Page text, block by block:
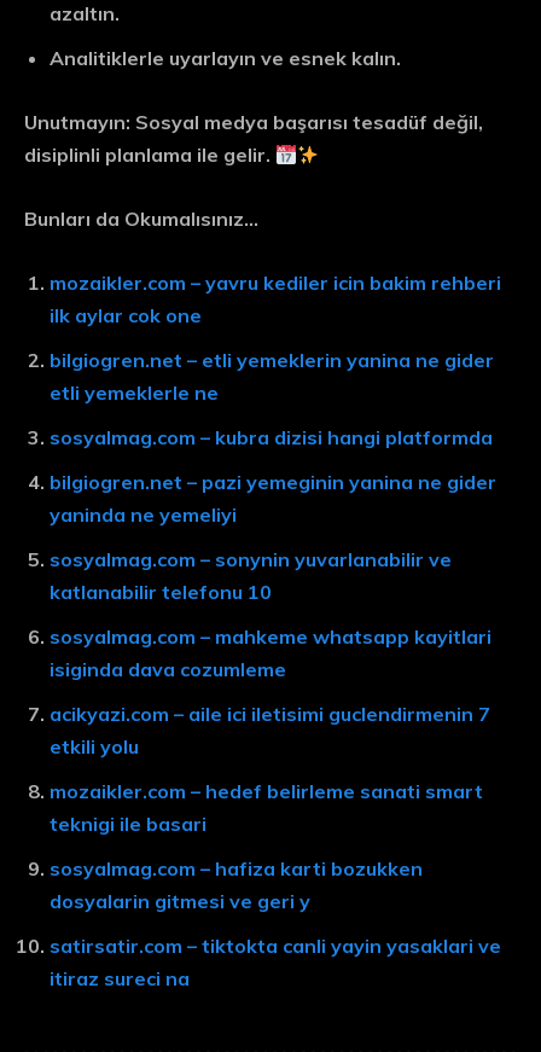
azaltın.
Analitiklerle uyarlayın ve esnek kalın.
Unutmayın: Sosyal medya başarısı tesadüf değil,
disiplinli planlama ile gelir.
Bunları da Okumalısınız…
mozaikler.com – yavru kediler icin bakim rehberi
ilk aylar cok one
bilgiogren.net – etli yemeklerin yanina ne gider
etli yemeklerle ne
sosyalmag.com – kubra dizisi hangi platformda
bilgiogren.net – pazi yemeginin yanina ne gider
yaninda ne yemeliyi
sosyalmag.com – sonynin yuvarlanabilir ve
katlanabilir telefonu 10
sosyalmag.com – mahkeme whatsapp kayitlari
isiginda dava cozumleme
acikyazi.com – aile ici iletisimi guclendirmenin 7
etkili yolu
mozaikler.com – hedef belirleme sanati smart
teknigi ile basari
sosyalmag.com – hafiza karti bozukken
dosyalarin gitmesi ve geri y
satirsatir.com – tiktokta canli yayin yasaklari ve
itiraz sureci na